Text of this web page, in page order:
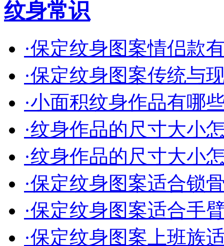
纹身常识
·保定纹身图案情侣款
·保定纹身图案传统与
·小面积纹身作品有哪
·纹身作品的尺寸大小
·纹身作品的尺寸大小
·保定纹身图案适合锁
·保定纹身图案适合手
·保定纹身图案上班族